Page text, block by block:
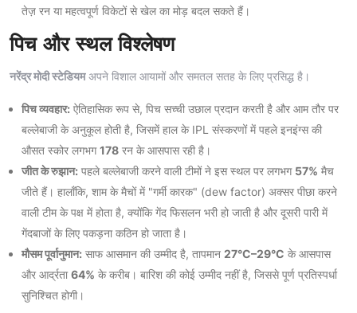
तेज़ रन या महत्वपूर्ण विकेटों से खेल का मोड़ बदल सकते हैं।
पिच और स्थल विश्लेषण
नरेंद्र मोदी स्टेडियमअपने विशाल आयामों और समतल सतह के लिए प्रसिद्ध है।
पिच व्यवहार: ऐतिहासिक रूप से, पिच सच्ची उछाल प्रदान करती है और आम तौर पर
बल्लेबाजी के अनुकूल होती है, जिसमें हाल के IPL संस्करणों में पहले इनइंग्स की
औसत स्कोर लगभग178 रन के आसपास रही है।
जीत के रुझान: पहले बल्लेबाजी करने वाली टीमों ने इस स्थल पर लगभग 57% मैच
जीते हैं। हालाँकि, शाम के मैचों में "गर्मी कारक" (dew factor) अक्सर पीछा करने
वाली टीम के पक्ष में होता है, क्योंकि गेंद फिसलन भरी हो जाती है और दूसरी पारी में
गेंदबाजों के लिए पकड़ना कठिन हो जाता है।
मौसम पूर्वानुमान: साफ आसमान की उम्मीद है, तापमान 27°C–29°C के आसपास
और आर्द्रता 64% के करीब। बारिश की कोई उम्मीद नहीं है, जिससे पूर्ण प्रतिस्पर्धा
सुनिश्चित होगी।